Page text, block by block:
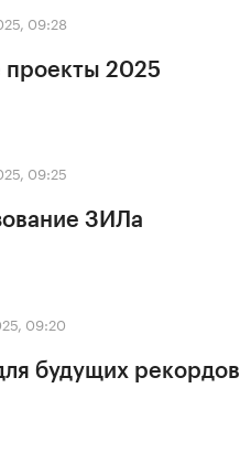
09:28
проекты 2025
09:25
ЗИЛа
09:20
будущих рекордов